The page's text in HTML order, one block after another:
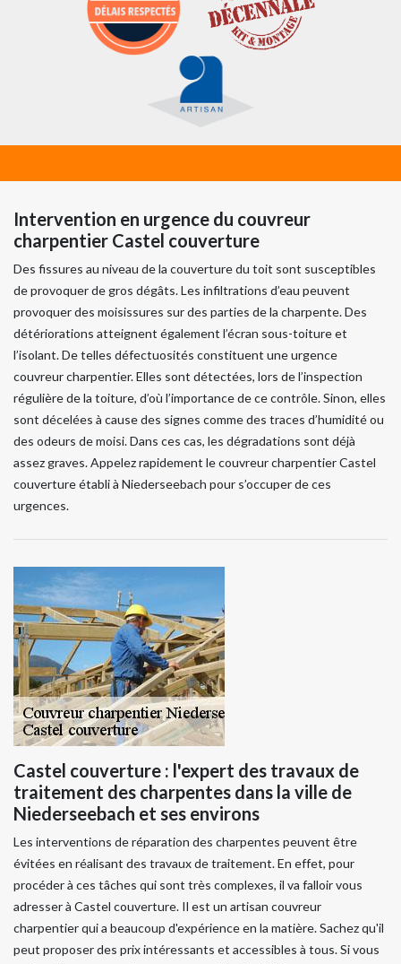
Intervention en urgence du couvreur
charpentier Castel couverture
Des fissures au niveau de la couverture du toit sont susceptibles
de provoquer de gros dégâts. Les infiltrations d’eau peuvent
provoquer des moisissures sur des parties de la charpente. Des
détériorations atteignent également l’écran sous-toiture et
l’isolant. De telles défectuosités constituent une urgence
couvreur charpentier. Elles sont détectées, lors de l’inspection
régulière de la toiture, d’où l’importance de ce contrôle. Sinon, elles
sont décelées à cause des signes comme des traces d’humidité ou
des odeurs de moisi. Dans ces cas, les dégradations sont déjà
assez graves. Appelez rapidement le couvreur charpentier Castel
couverture établi à Niederseebach pour s’occuper de ces
urgences.
Castel couverture : l'expert des travaux de
traitement des charpentes dans la ville de
Niederseebach et ses environs
Les interventions de réparation des charpentes peuvent être
évitées en réalisant des travaux de traitement. En effet, pour
procéder à ces tâches qui sont très complexes, il va falloir vous
adresser à Castel couverture. Il est un artisan couvreur
charpentier qui a beaucoup d'expérience en la matière. Sachez qu'il
peut proposer des prix intéressants et accessibles à tous. Si vous